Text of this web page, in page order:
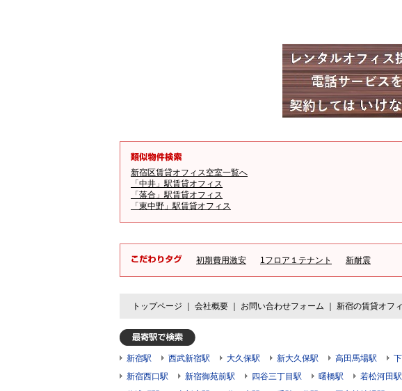
新宿区賃貸オフィス空室一覧へ
「中井」駅賃貸オフィス
「落合」駅賃貸オフィス
「東中野」駅賃貸オフィス
初期費用激安 1フロア１テナント 新耐震
トップページ 会社概要 お問い合わせフォーム 新宿の賃貸オフ
新宿駅 西武新宿駅 大久保駅 新大久保駅 高田馬場駅
新宿西口駅
新宿御苑前駅 四谷三丁目駅 曙橋駅 若松河田駅